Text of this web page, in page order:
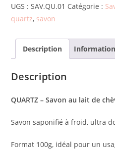
UGS :SAV.QU.01 Catégorie :
quartz, savon
Description
Description
QUARTZ – Savon au lait de
Savon saponifié à froid, ultra
Format 100g, idéal pour un